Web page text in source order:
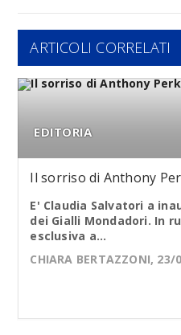
ARTICOLI CORRELATI
EDITORIA
Il sorriso di Anthony
E' Claudia Salvatori a
dei Gialli Mondadori. In
esclusiva a...
CHIARA BERTAZZONI, 23/